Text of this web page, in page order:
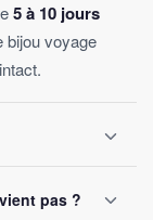
5 à 10 jours
bijou voyage
part sous 24 à
pas ?